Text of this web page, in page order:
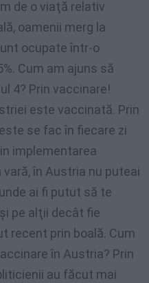
de o viaţă relativ
oamenii merg la
ocupate într-o
Cum am ajuns să
4? Prin vaccinare!
este vaccinată. Prin
se fac în fiecare zi
implementarea
în Austria nu puteai
ai fi putut să te
pe alţii decât fie
recent prin boală. Cum
în Austria? Prin
au făcut mai